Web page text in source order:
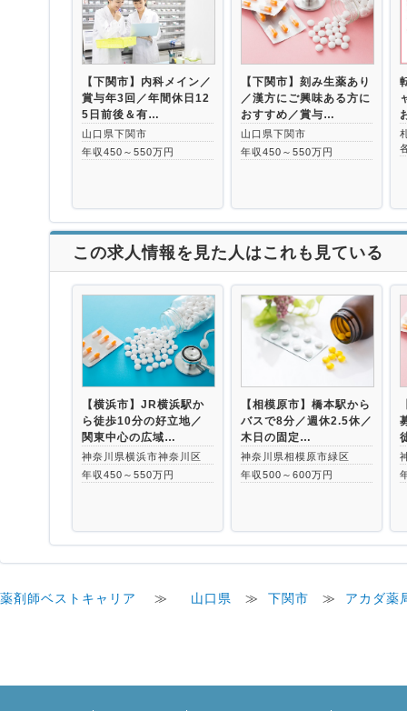
【下関市】内科メイン／
賞与年3回／年間休日12
5日前後＆有…
山口県下関市
年収450～550万円
【下関市】刻み生薬あり
／漢方にご興味ある方に
おすすめ／賞与…
山口県下関市
年収450～550万円
この求人情報を見た人はこれも見ている
【横浜市】JR横浜駅か
ら徒歩10分の好立地／
関東中心の広域…
神奈川県横浜市神奈川区
年収450～550万円
【相模原市】橋本駅から
バスで8分／週休2.5休／
木日の固定…
神奈川県相模原市緑区
年収500～600万円
薬剤師ベストキャリア ≫ 山口県 ≫ 下関市 ≫ アカダ薬